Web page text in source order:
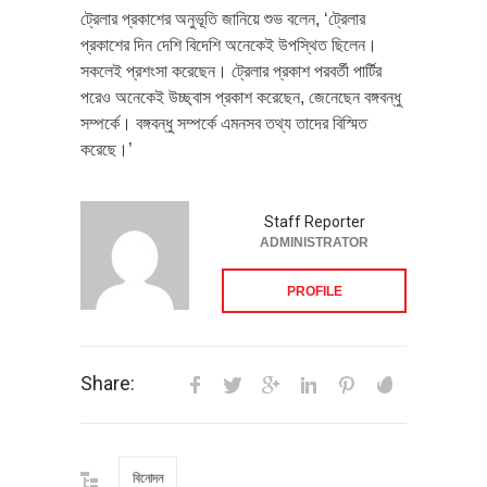
ট্রেলার প্রকাশের অনুভূতি জানিয়ে শুভ বলেন, ‘ট্রেলার
প্রকাশের দিন দেশি বিদেশি অনেকেই উপস্থিত ছিলেন।
সকলেই প্রশংসা করেছেন। ট্রেলার প্রকাশ পরবর্তী পার্টির
পরেও অনেকেই উচ্ছ্বাস প্রকাশ করেছেন, জেনেছেন বঙ্গবন্ধু
সম্পর্কে। বঙ্গবন্ধু সম্পর্কে এমনসব তথ্য তাদের বিস্মিত
করেছে।’
Staff Reporter
ADMINISTRATOR
PROFILE
Share:
বিনোদন